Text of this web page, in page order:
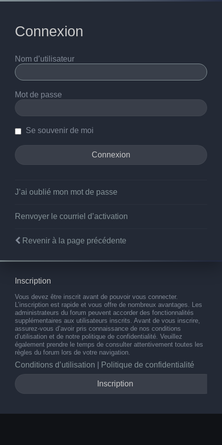
Connexion
Nom d’utilisateur
Mot de passe
Se souvenir de moi
J’ai oublié mon mot de passe
Renvoyer le courriel d’activation
Revenir à la page précédente
Inscription
Vous devez être inscrit avant de pouvoir vous connecter.
L’inscription est rapide et vous offre de nombreux avantages. Les
administrateurs du forum peuvent accorder des fonctionnalités
supplémentaires aux utilisateurs inscrits. Avant de vous inscrire,
assurez-vous d’avoir pris connaissance de nos conditions
d’utilisation et de notre politique de confidentialité. Veuillez
également prendre le temps de consulter attentivement toutes les
règles du forum lors de votre navigation.
Conditions d’utilisation Politique de confidentialité
Inscription